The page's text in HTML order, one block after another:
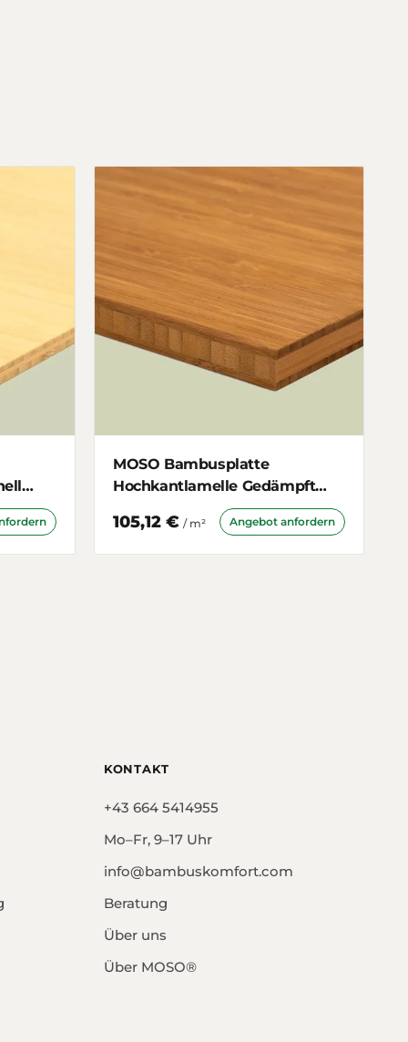
MOSO Bambusplatte
Hochkantlamelle Gedämpft
16mm 3-schichtig
105,12 € / m² Angebot anfordern
KONTAKT
+43 664 5414955
Mo–Fr, 9–17 Uhr
info@bambuskomfort.com
Beratung
Über uns
Über MOSO®